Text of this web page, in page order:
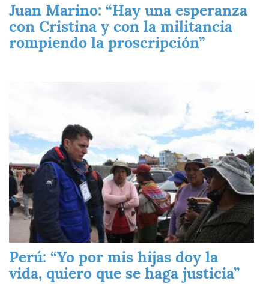
Juan Marino: “Hay una esperanza
con Cristina y con la militancia
rompiendo la proscripción”
Perú: “Yo por mis hijas doy la
vida, quiero que se haga justicia”